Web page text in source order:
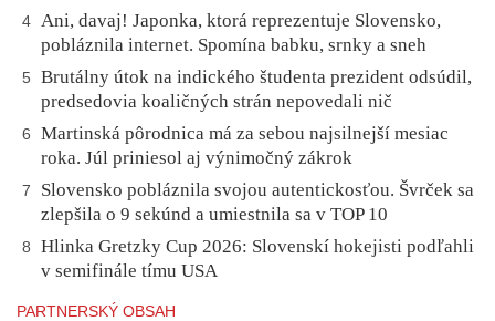
4
Ani, davaj! Japonka, ktorá reprezentuje Slovensko,
pobláznila internet. Spomína babku, srnky a sneh
5
Brutálny útok na indického študenta prezident odsúdil,
predsedovia koaličných strán nepovedali nič
6
Martinská pôrodnica má za sebou najsilnejší mesiac
roka. Júl priniesol aj výnimočný zákrok
7
Slovensko pobláznila svojou autentickosťou. Švrček sa
zlepšila o 9 sekúnd a umiestnila sa v TOP 10
8
Hlinka Gretzky Cup 2026: Slovenskí hokejisti podľahli
v semifinále tímu USA
PARTNERSKÝ OBSAH